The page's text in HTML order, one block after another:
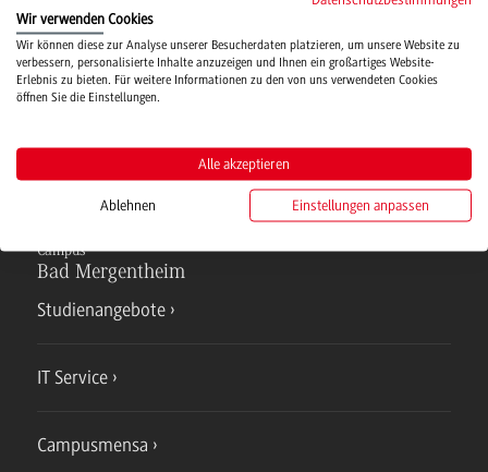
Hochschulsport
Campus
Bad Mergentheim
Studienangebote
IT Service
Campusmensa
Wir verwenden Cookies
Wir können diese zur Analyse unserer Besucherdaten platzieren, um unsere Website zu
verbessern, personalisierte Inhalte anzuzeigen und Ihnen ein großartiges Website-
Erlebnis zu bieten. Für weitere Informationen zu den von uns verwendeten Cookies
öffnen Sie die Einstellungen.
Alle akzeptieren
Ablehnen Einstellungen anpassen